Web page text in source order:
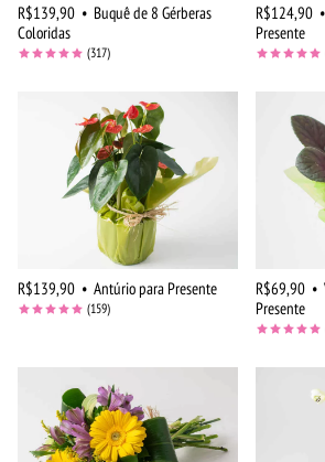
R$139,90 • Buquê de 8 Gérberas
Coloridas
(317)
R$124,90 •
Presente
R$139,90 • Antúrio para Presente
(159)
R$69,90 •
Presente